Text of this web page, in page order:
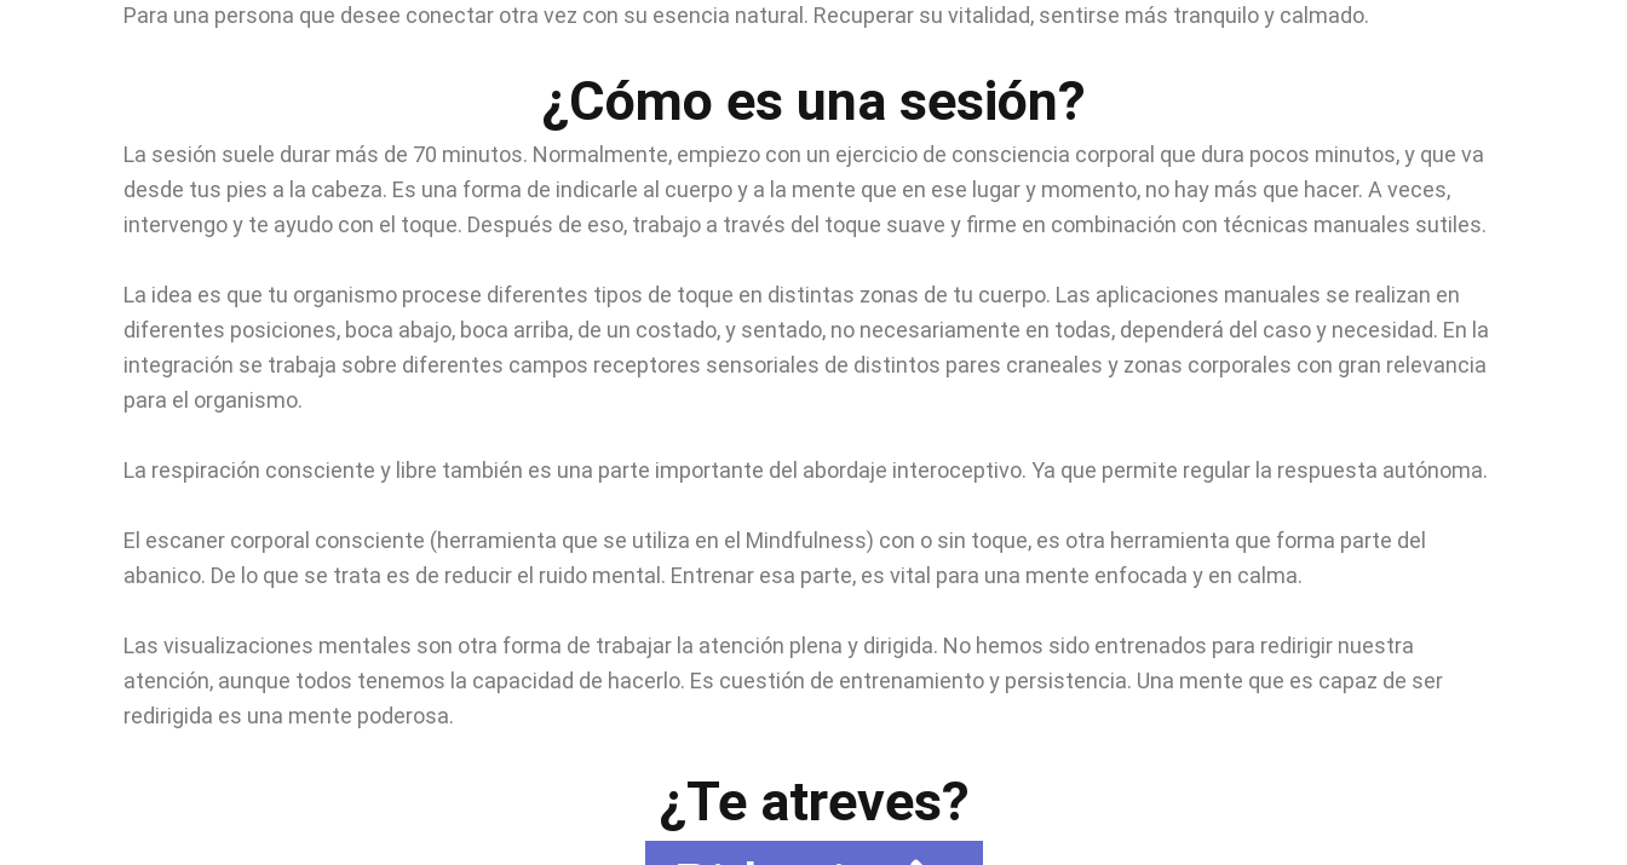
Para una persona que desee conectar otra vez con su esencia natural. Recuperar su vitalidad, sentirse más tranquilo y calmado.
¿Cómo es una sesión?
La sesión suele durar más de 70 minutos. Normalmente, empiezo con un ejercicio de consciencia corporal que dura pocos minutos, y que va
desde tus pies a la cabeza. Es una forma de indicarle al cuerpo y a la mente que en ese lugar y momento, no hay más que hacer. A veces,
intervengo y te ayudo con el toque. Después de eso, trabajo a través del toque suave y firme en combinación con técnicas manuales sutiles.
La idea es que tu organismo procese diferentes tipos de toque en distintas zonas de tu cuerpo. Las aplicaciones manuales se realizan en
diferentes posiciones, boca abajo, boca arriba, de un costado, y sentado, no necesariamente en todas, dependerá del caso y necesidad. En la
integración se trabaja sobre diferentes campos receptores sensoriales de distintos pares craneales y zonas corporales con gran relevancia
para el organismo.
La respiración consciente y libre también es una parte importante del abordaje interoceptivo. Ya que permite regular la respuesta autónoma.
El escaner corporal consciente (herramienta que se utiliza en el Mindfulness) con o sin toque, es otra herramienta que forma parte del
abanico. De lo que se trata es de reducir el ruido mental. Entrenar esa parte, es vital para una mente enfocada y en calma.
Las visualizaciones mentales son otra forma de trabajar la atención plena y dirigida. No hemos sido entrenados para redirigir nuestra
atención, aunque todos tenemos la capacidad de hacerlo. Es cuestión de entrenamiento y persistencia. Una mente que es capaz de ser
redirigida es una mente poderosa.
¿Te atreves?